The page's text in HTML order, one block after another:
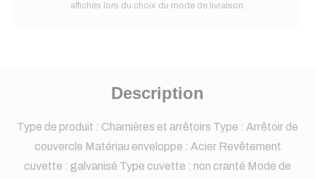
affichés lors du choix du mode de livraison.
Description
Type de produit : Charnières et arrêtoirs Type : Arrêtoir de
couvercle Matériau enveloppe : Acier Revêtement
cuvette : galvanisé Type cuvette : non cranté Mode de